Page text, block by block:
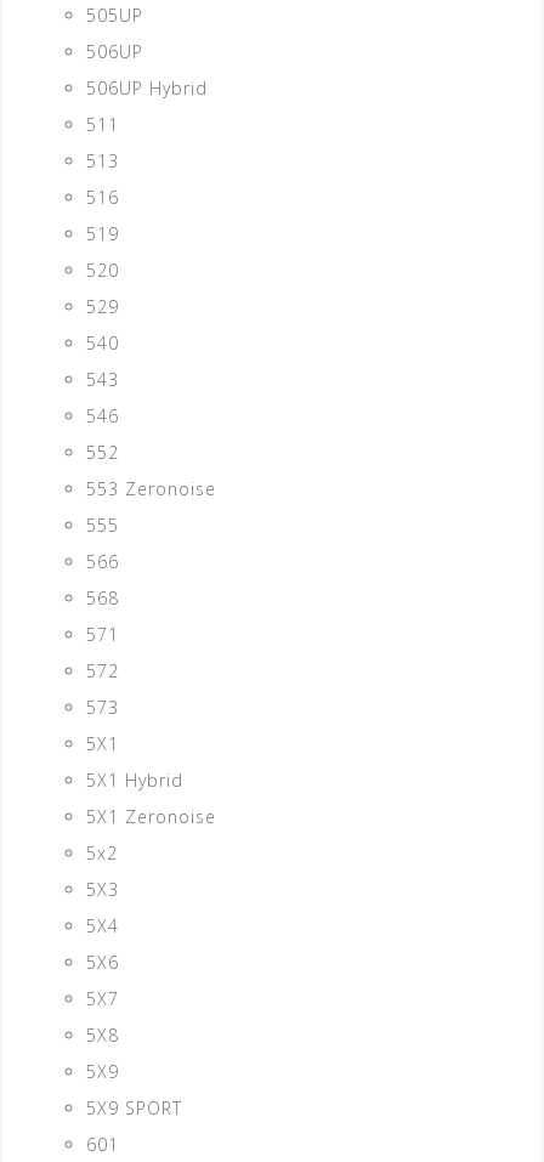
505UP
506UP
506UP Hybrid
511
513
516
519
520
529
540
543
546
552
553 Zeronoise
555
566
568
571
572
573
5X1
5X1 Hybrid
5X1 Zeronoise
5x2
5X3
5X4
5X6
5X7
5X8
5X9
5X9 SPORT
601